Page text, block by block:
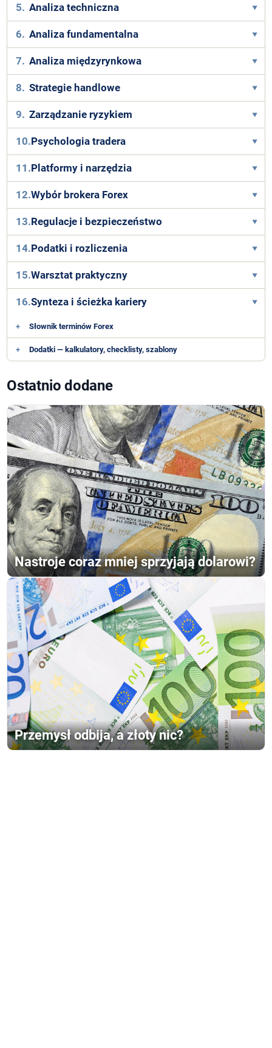
5. Analiza techniczna
6. Analiza fundamentalna
7. Analiza międzyrynkowa
8. Strategie handlowe
9. Zarządzanie ryzykiem
10.Psychologia tradera
11.Platformy i narzędzia
12.Wybór brokera Forex
13.Regulacje i bezpieczeństwo
14.Podatki i rozliczenia
15.Warsztat praktyczny
16.Synteza i ścieżka kariery
+ Słownik terminów Forex
+ Dodatki — kalkulatory, checklisty, szablony
Ostatnio dodane
Nastroje coraz mniej sprzyjają dolarowi?
Przemysł odbija, a złoty nic?